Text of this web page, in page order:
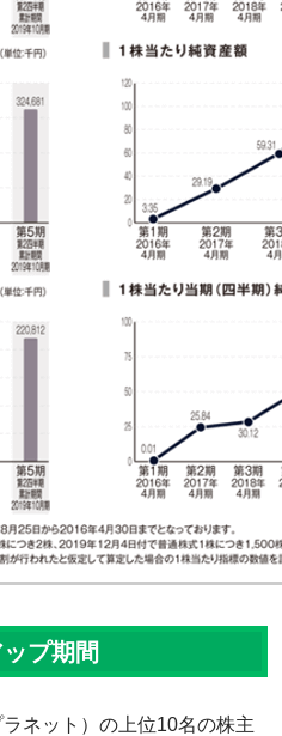
プ期間
ネット）の上位10名の株主